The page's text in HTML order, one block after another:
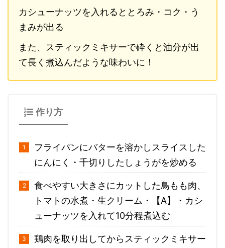
カシューナッツを入れるととろみ・コク・う
まみが出る
また、スティックミキサーで砕くと油分が出
て長く煮込んだような味わいに！
作り方
フライパンにバターを溶かしスライスした
にんにく・千切りしたしょうがを炒める
食べやすい大きさにカットした鳥もも肉、
トマトの水煮・生クリーム・【A】・カシ
ューナッツを入れて10分程煮込む
鶏肉を取り出してからスティックミキサー